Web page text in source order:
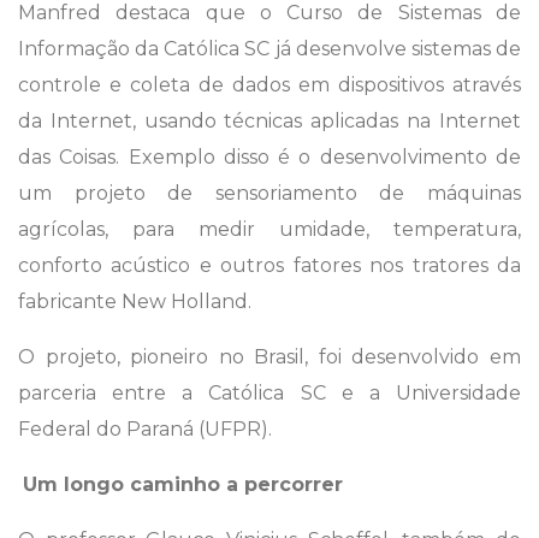
Manfred destaca que o Curso de Sistemas de
Informação da Católica SC já desenvolve sistemas de
controle e coleta de dados em dispositivos através
da Internet, usando técnicas aplicadas na Internet
das Coisas. Exemplo disso é o desenvolvimento de
um projeto de sensoriamento de máquinas
agrícolas, para medir umidade, temperatura,
conforto acústico e outros fatores nos tratores da
fabricante New Holland.
O projeto, pioneiro no Brasil, foi desenvolvido em
parceria entre a Católica SC e a Universidade
Federal do Paraná (UFPR).
Um longo caminho a percorrer